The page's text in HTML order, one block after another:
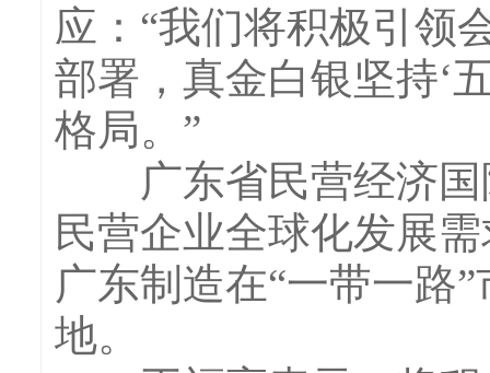
应：“我们将积极引领
部署，真金白银坚持‘
格局。”
广东省民营经济国
民营企业全球化发展
广东制造在“一带一路
地。